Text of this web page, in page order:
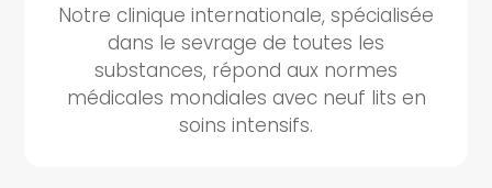
Notre clinique internationale, spécialisée
dans le sevrage de toutes les
substances, répond aux normes
médicales mondiales avec neuf lits en
soins intensifs.